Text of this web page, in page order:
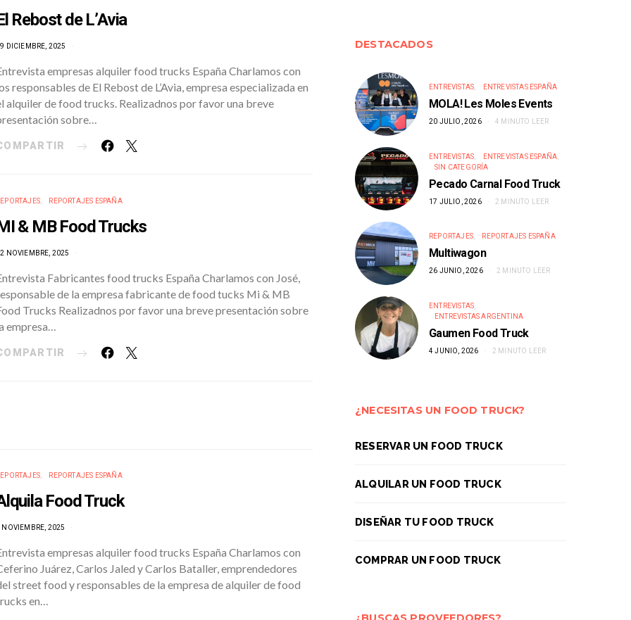
Rebost de L’Avia
DICIEMBRE, 2025
empresas alquiler food trucks España Charlamos con
responsables de El Rebost de L’Avia, empresa especializada en
alquiler de food trucks. Realizadnos por favor una breve
sobre…
REPORTAJES ESPAÑA
& MB Food Trucks
NOVIEMBRE, 2025
Fabricantes food trucks España Charlamos con José,
de la empresa fabricante de food tucks Mi & MB
Trucks Realizadnos por favor una breve presentación sobre
empresa…
REPORTAJES ESPAÑA
Food Truck
NOVIEMBRE, 2025
empresas alquiler food trucks España Charlamos con
Juárez, Carlos Jaled y Carlos Bataller, emprendedores
street food y responsables de la empresa de alquiler de food
en…
DESTACADOS
ENTREVISTAS ENTREVISTAS ESPAÑA
MOLA! Les Moles Events
20 JULIO, 2026 4 MINUTO LEER
ENTREVISTAS
ENTREVISTAS ESPAÑA
SIN CATEGORÍA
Pecado Carnal Food Truck
17 JULIO, 2026 2 MINUTO LEER
REPORTAJES REPORTAJES ESPAÑA
Multiwagon
26 JUNIO, 2026 2 MINUTO LEER
ENTREVISTAS
ENTREVISTAS ARGENTINA
Gaumen Food Truck
4 JUNIO, 2026 2 MINUTO LEER
¿NECESITAS UN FOOD TRUCK?
RESERVAR UN FOOD TRUCK
ALQUILAR UN FOOD TRUCK
DISEÑAR TU FOOD TRUCK
COMPRAR UN FOOD TRUCK